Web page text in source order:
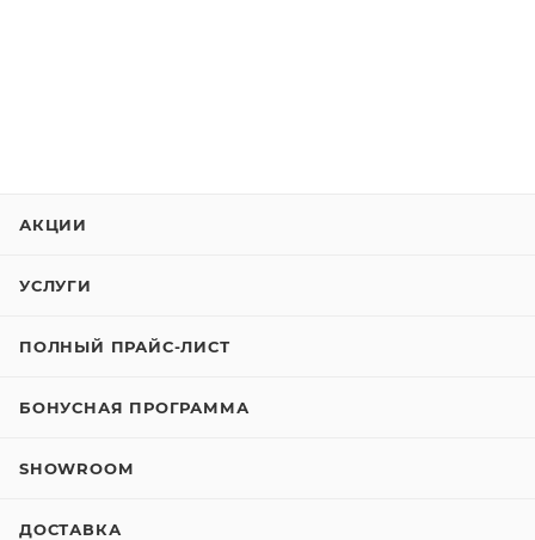
АКЦИИ
УСЛУГИ
ПОЛНЫЙ ПРАЙС-ЛИСТ
БОНУСНАЯ ПРОГРАММА
SHOWROOM
ДОСТАВКА